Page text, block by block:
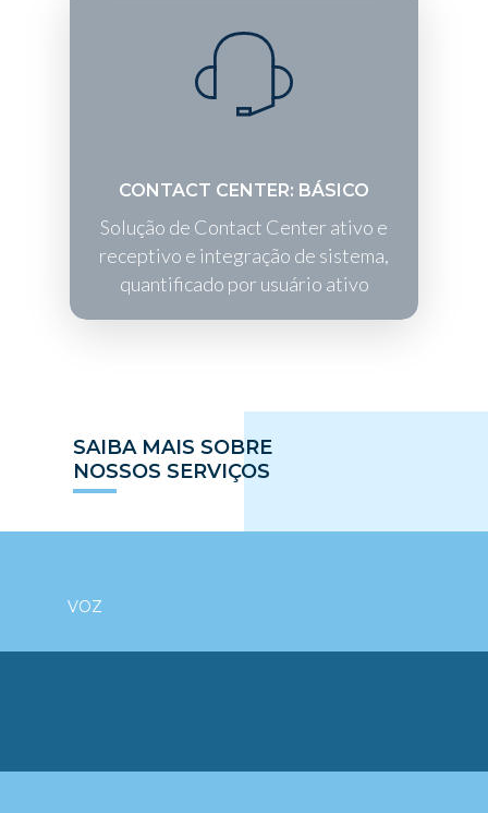
CONTACT CENTER: BÁSICO
Solução de Contact Center ativo e
receptivo e integração de sistema,
quantificado por usuário ativo
SAIBA MAIS SOBRE
NOSSOS SERVIÇOS
VOZ